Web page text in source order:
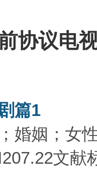
协议电
篇1
婚姻；女
文献